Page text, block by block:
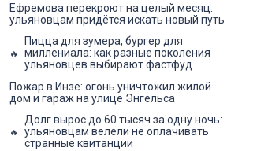
Ефремова перекроют на целый месяц:
ульяновцам придётся искать новый путь
Пицца для зумера, бургер для
миллениала: как разные поколения
ульяновцев выбирают фастфуд
Пожар в Инзе: огонь уничтожил жилой
дом и гараж на улице Энгельса
Долг вырос до 60 тысяч за одну ночь:
ульяновцам велели не оплачивать
странные квитанции